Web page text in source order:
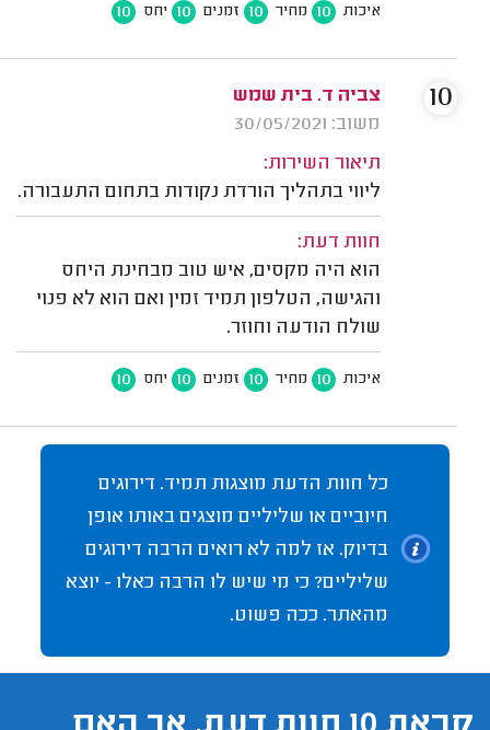
איכות 10 מחיר 10 זמנים 10 יחס 10
צביה ד. בית שמש
משוב: 30/05/2021
תיאור השירות:
ליווי בתהליך הורדת נקודות בתחום התעבורה.
חוות דעת:
הוא היה מקסים, איש טוב מבחינת היחס
והגישה, הטלפון תמיד זמין ואם הוא לא פנוי
שולח הודעה וחוזר.
איכות 10 מחיר 10 זמנים 10 יחס 10
10
כל חוות הדעת מוצגות תמיד. דירוגים
חיוביים או שליליים מוצגים באותו אופן
בדיוק. אז למה לא רואים הרבה דירוגים
שליליים? כי מי שיש לו הרבה כאלו - יוצא
מהאתר. ככה פשוט.